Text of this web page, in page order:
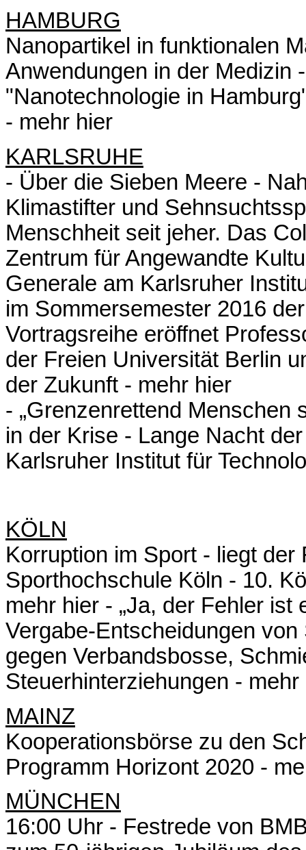
HAMBURG
Nanopartikel in funktionalen
Anwendungen in der Medizin
"Nanotechnologie in
- mehr hier
KARLSRUHE
- Über die Sieben Meere -
Klimastifter und
Menschheit seit jeher. Das
Zentrum für Angewandte
Generale am Karlsruher
im Sommersemester 2016
Vortragsreihe eröffnet
der Freien Universität Berlin
der Zukunft - mehr hier
- „Grenzenrettend Menschen
in der Krise - Lange Nacht
Karlsruher Institut für
KÖLN
Korruption im Sport - liegt
Sporthochschule Köln - 10.
mehr hier - „Ja, der Fehler ist
Vergabe-Entscheidungen
gegen Verbandsbosse,
Steuerhinterziehungen - mehr
MAINZ
Kooperationsbörse zu den
Programm Horizont 2020 -
MÜNCHEN
16:00 Uhr - Festrede von